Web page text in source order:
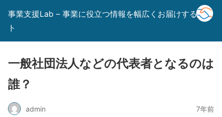
事業支援Lab – 事業に役立つ情報を幅広くお届けするサイ
ト
一般社団法人などの代表者となるのは
誰？
admin 7年前